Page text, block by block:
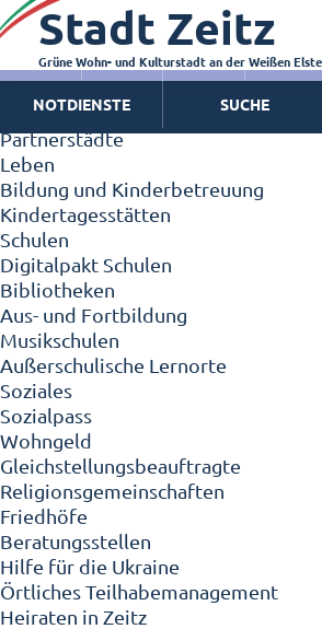
Zeitz - Die Kleinstadt
Willkommen in Zeitz!
Interview mit Oberbürgermeister
Zeitz - Stadt der Zukunft
Ortschaften
Partnerstädte
Leben
Bildung und Kinderbetreuung
Kindertagesstätten
Schulen
Digitalpakt Schulen
Bibliotheken
Aus- und Fortbildung
Musikschulen
Außerschulische Lernorte
Soziales
Sozialpass
Wohngeld
Gleichstellungsbeauftragte
Religionsgemeinschaften
Friedhöfe
Beratungsstellen
Hilfe für die Ukraine
Örtliches Teilhabemanagement
Heiraten in Zeitz
Stadt Zeitz
Grüne Wohn- und Kulturstadt an der Weißen
NOTDIENSTE SUCHE